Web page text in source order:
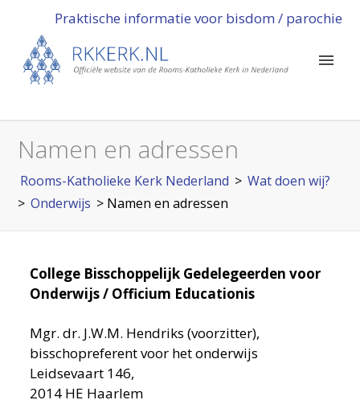
Praktische informatie voor bisdom / parochie
Namen en adressen
Rooms-Katholieke Kerk Nederland > Wat doen wij?
> Onderwijs > Namen en adressen
College Bisschoppelijk Gedelegeerden voor
Onderwijs / Officium Educationis
Mgr. dr. J.W.M. Hendriks (voorzitter),
bisschopreferent voor het onderwijs
Leidsevaart 146,
2014 HE Haarlem